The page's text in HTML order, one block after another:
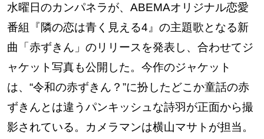
水曜日のカンパネラが、ABEMAオリジナル恋愛
番組『隣の恋は青く見える4』の主題歌となる新
曲「赤ずきん」のリリースを発表し、合わせてジ
ャケット写真も公開した。今作のジャケット
は、“令和の赤ずきん？”に扮したどこか童話の赤
ずきんとは違うパンキッシュな詩羽が正面から撮
影されている。カメラマンは横山マサトが担当。